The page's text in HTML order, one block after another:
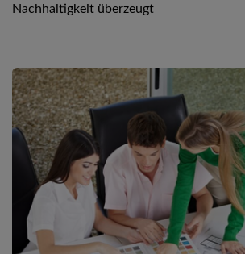
Nachhaltigkeit überzeugt